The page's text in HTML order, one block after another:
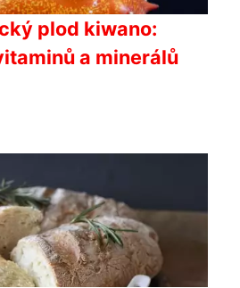
plod kiwano:
a minerálů